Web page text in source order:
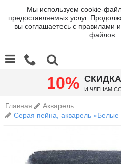
Мы используем cookie-
предоставляемых услуг.
вы соглашаетесь с правилами
файлов.
10% И членам
Главная
Акварель
Серая пейна, акварель «Белые